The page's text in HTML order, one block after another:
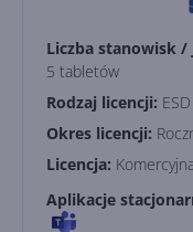
Liczba stanowisk /
5 tabletów
Rodzaj licencji: ESD
Okres licencji:
Licencja:
Aplikacje